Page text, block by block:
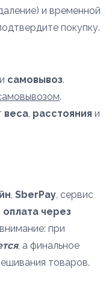
и временной
покупку.
и самовывоз.
.
веса, расстояния и
, SberPay, сервис
оплата через
при
, а финальное
товаров.